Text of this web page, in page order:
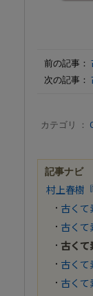
前の記事：
次の記事：
カテゴリ ：
記事ナビ
村上春樹
古くて
古くて
古くて
古くて
古くて